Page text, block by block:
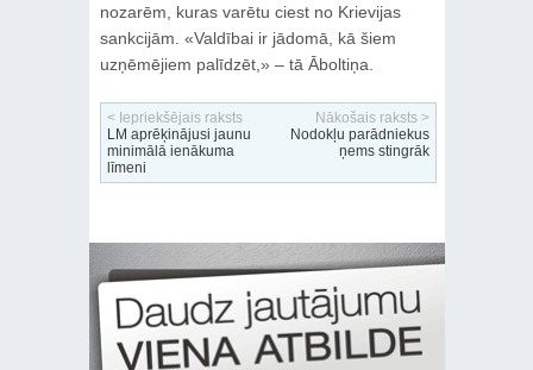
nozarēm, kuras varētu ciest no Krievijas
sankcijām. «Valdībai ir jādomā, kā šiem
uzņēmējiem palīdzēt,» – tā Āboltiņa.
< Iepriekšējais raksts
LM aprēķinājusi jaunu
minimālā ienākuma
līmeni
Nākošais raksts >
Nodokļu parādniekus
ņems stingrāk